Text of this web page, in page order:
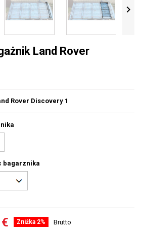

Land Rover
Rover Discovery 1
bagarznika
Zniżka 2% Brutto